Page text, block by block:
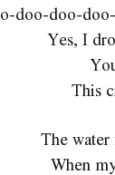
doo-doo-
Yes, I
This
The
When